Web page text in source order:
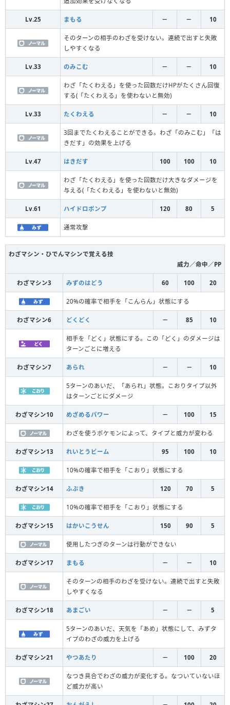
Lv.25 まもる － － 10
そのターンの相手のわざを受けない。連続で出すと失敗
しやすくなる
Lv.33 のみこむ － － 10
わざ「たくわえる」を使った回数だけHPがたくさん回復
する(「たくわえる」を使わないと無効)
Lv.33 たくわえる － － 10
3回までたくわえることができる。わざ「のみこむ」「は
きだす」の効果を上げる
Lv.47 はきだす 100 100 10
わざ「たくわえる」を使った回数だけ大きなダメージを
与える(「たくわえる」を使わないと無効)
Lv.61 ハイドロポンプ 120 80 5
通常攻撃
わざマシン・ひでんマシンで覚える技
威力／命中／PP
わざマシン3 みずのはどう 60 100 20
20%の確率で相手を「こんらん」状態にする
わざマシン6 どくどく － 85 10
相手を「どく」状態にする。この「どく」のダメージは
ターンごとに増える
わざマシン7 あられ － － 10
5ターンのあいだ、「あられ」状態。こおりタイプ以外
はターンごとにダメージ
わざマシン10 めざめるパワー － 100 15
わざを使うポケモンによって、タイプと威力が変わる
わざマシン13 れいとうビーム 95 100 10
10%の確率で相手を「こおり」状態にする
わざマシン14 ふぶき 120 70 5
10%の確率で相手を「こおり」状態にする
わざマシン15 はかいこうせん 150 90 5
使用したつぎのターンは行動ができない
わざマシン17 まもる － － 10
そのターンの相手のわざを受けない。連続で出すと失敗
しやすくなる
わざマシン18 あまごい － － 5
5ターンのあいだ、天気を「あめ」状態にして、みずタ
イプのわざの威力を上げる
わざマシン21 やつあたり － 100 20
なつき具合でわざの威力が変化する。なついていないほ
ど威力が高い